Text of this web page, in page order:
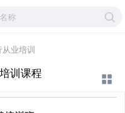
宝
从业培训
训课程